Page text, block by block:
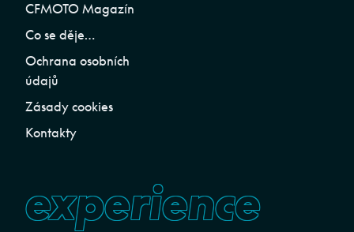
CFMOTO Magazín
Co se děje…
Ochrana osobních
údajů
Zásady cookies
Kontakty
experience